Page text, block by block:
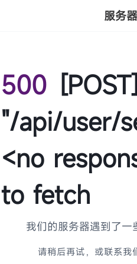
服务
500 [POST]
"/api/user/
<no
to fetch
我们的服务器遇到了
请稍后再试，或联系我